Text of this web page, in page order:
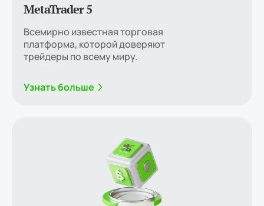
MetaTrader 5
Всемирно известная торговая
платформа, которой доверяют
трейдеры по всему миру.
Узнать больше